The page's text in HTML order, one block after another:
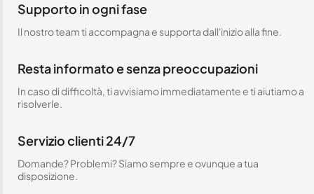
Supporto in ogni fase
Il nostro team ti accompagna e supporta dall'inizio alla fine.
Resta informato e senza preoccupazioni
In caso di difficoltà, ti avvisiamo immediatamente e ti aiutiamo a
risolverle.
Servizio clienti 24/7
Domande? Problemi? Siamo sempre e ovunque a tua
disposizione.